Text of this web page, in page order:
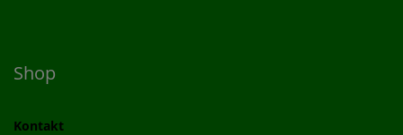
Shop
Kontakt